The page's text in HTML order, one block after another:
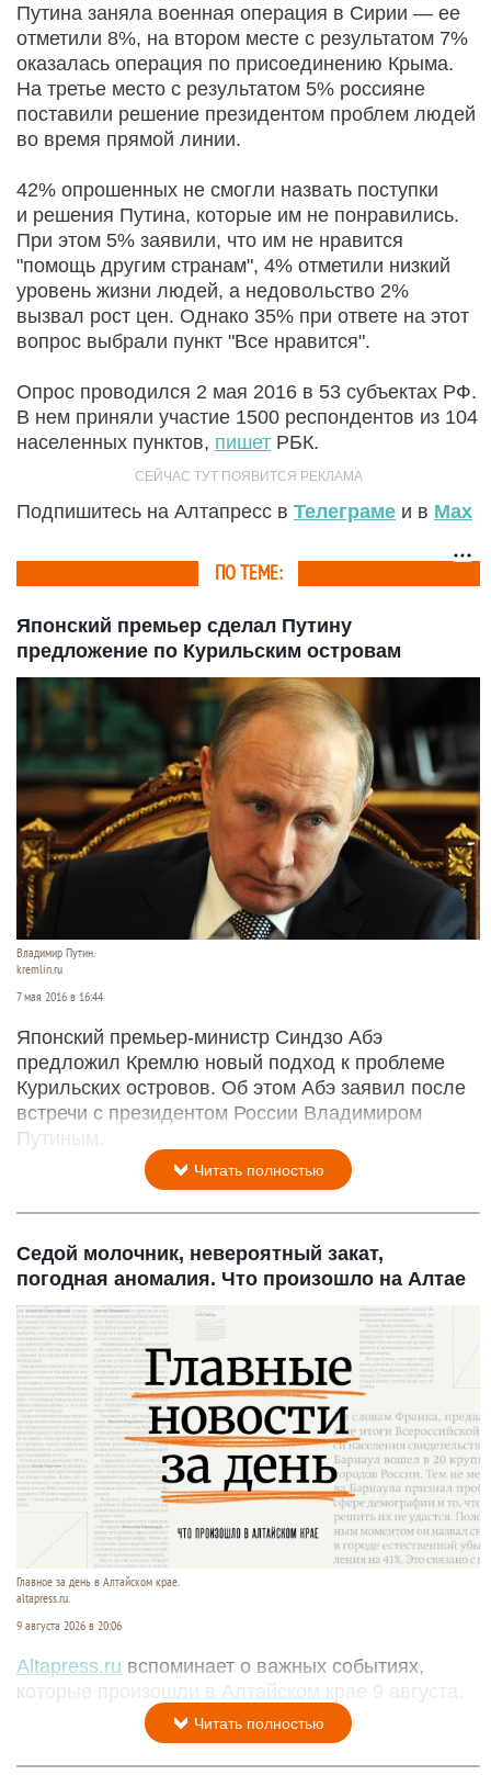
Путина заняла военная операция в Сирии — ее
отметили 8%, на втором месте с результатом 7%
оказалась операция по присоединению Крыма.
На третье место с результатом 5% россияне
поставили решение президентом проблем людей
во время прямой линии.
42% опрошенных не смогли назвать поступки
и решения Путина, которые им не понравились.
При этом 5% заявили, что им не нравится
"помощь другим странам", 4% отметили низкий
уровень жизни людей, а недовольство 2%
вызвал рост цен. Однако 35% при ответе на этот
вопрос выбрали пункт "Все нравится".
Опрос проводился 2 мая 2016 в 53 субъектах РФ.
В нем приняли участие 1500 респондентов из 104
населенных пунктов, пишет РБК.
Подпишитесь на Алтапресс в Телеграме и в Max
ПО ТЕМЕ:
Японский премьер сделал Путину
предложение по Курильским островам
Владимир Путин.
kremlin.ru
7 мая 2016 в 16:44
Японский премьер-министр Синдзо Абэ
предложил Кремлю новый подход к проблеме
Курильских островов. Об этом Абэ заявил после
встречи с президентом России Владимиром
Путиным.
Читать полностью
Седой молочник, невероятный закат,
погодная аномалия. Что произошло на Алтае
Главное за день в Алтайском крае.
altapress.ru.
9 августа 2026 в 20:06
Altapress.ru вспоминает о важных событиях,
которые произошли в Алтайском крае 9 августа.
Читать полностью